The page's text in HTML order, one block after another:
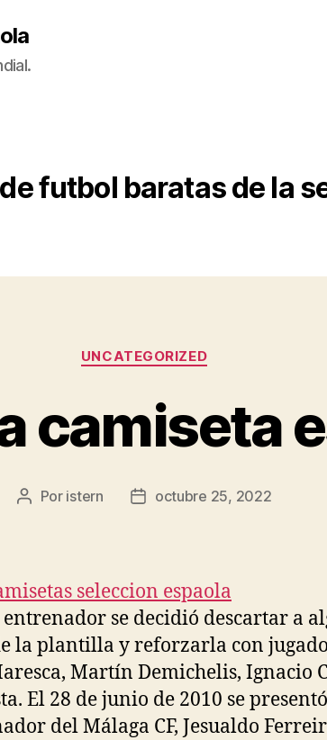
futbol baratas de la
Categorías
UNCATEGORIZED
camiseta
Autor
Por istern
Fechaoctubre 25, 2022
se decidió descartar a
la plantilla y reforzarla con
Martín Demichelis, Ignacio
El 28 de junio de 2010 se
del Málaga CF, Jesualdo